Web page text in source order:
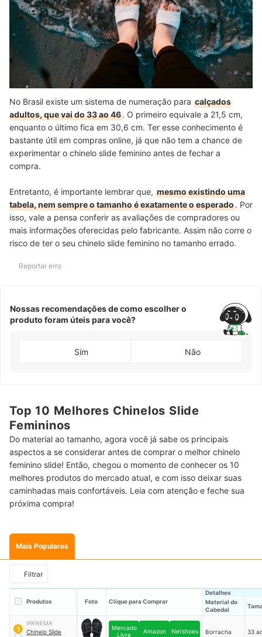
No Brasil existe um sistema de numeração para calçados
adultos, que vai do 33 ao 46. O primeiro equivale a 21,5 cm,
enquanto o último fica em 30,6 cm. Ter esse conhecimento é
bastante útil em compras online, já que não tem a chance de
experimentar o chinelo slide feminino antes de fechar a
compra.
Entretanto, é importante lembrar que, mesmo existindo uma
tabela, nem sempre o tamanho é exatamente o esperado. Por
isso, vale a pensa conferir as avaliações de compradores ou
mais informações oferecidas pelo fabricante. Assim não corre o
risco de ter o seu chinelo slide feminino no tamanho errado.
Reportar erro
Nossas recomendações de como escolher o
produto foram úteis para você?
Sim Não
Top 10 Melhores Chinelos Slide
Femininos
Do material ao tamanho, agora você já sabe os principais
aspectos a se considerar antes de comprar o melhor chinelo
feminino slide! Então, chegou o momento de conhecer os 10
melhores produtos do mercado atual, e com isso deixar suas
caminhadas mais confortáveis. Leia com atenção e feche sua
próxima compra!
Mais Populares
Filtrar
Produtos Foto Clique para Comprar
Detalhes
Material do
Cabedal
1
IPANEMA
Chinelo Slide
Mercado
Livre
Amazon Netshoes Borracha 33